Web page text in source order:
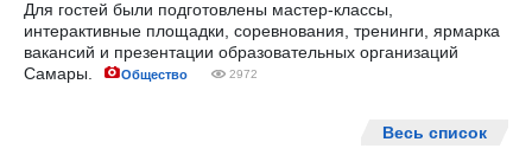
Для гостей были подготовлены мастер-классы,
интерактивные площадки, соревнования, тренинги, ярмарка
вакансий и презентации образовательных организаций
Самары.
Общество 2972
Весь список